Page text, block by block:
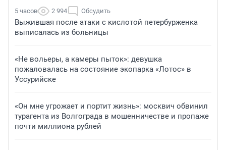
5 часов 2 994 Обсудить
Выжившая после атаки с кислотой петербурженка
выписалась из больницы
«Не вольеры, а камеры пыток»: девушка
пожаловалась на состояние экопарка «Лотос» в
Уссурийске
«Он мне угрожает и портит жизнь»: москвич обвинил
турагента из Волгограда в мошенничестве и пропаже
почти миллиона рублей